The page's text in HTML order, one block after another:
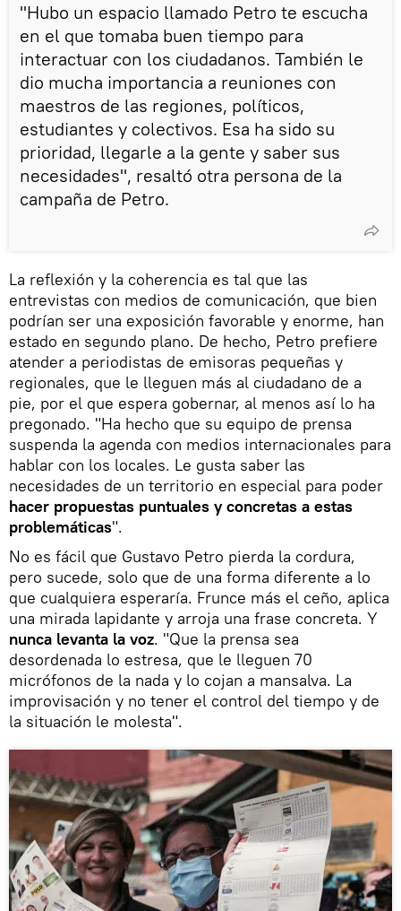
"Hubo un espacio llamado Petro te escucha
en el que tomaba buen tiempo para
interactuar con los ciudadanos. También le
dio mucha importancia a reuniones con
maestros de las regiones, políticos,
estudiantes y colectivos. Esa ha sido su
prioridad, llegarle a la gente y saber sus
necesidades", resaltó otra persona de la
campaña de Petro.
La reflexión y la coherencia es tal que las
entrevistas con medios de comunicación, que bien
podrían ser una exposición favorable y enorme, han
estado en segundo plano. De hecho, Petro prefiere
atender a periodistas de emisoras pequeñas y
regionales, que le lleguen más al ciudadano de a
pie, por el que espera gobernar, al menos así lo ha
pregonado. "Ha hecho que su equipo de prensa
suspenda la agenda con medios internacionales para
hablar con los locales. Le gusta saber las
necesidades de un territorio en especial para poder
hacer propuestas puntuales y concretas a estas
problemáticas".
No es fácil que Gustavo Petro pierda la cordura,
pero sucede, solo que de una forma diferente a lo
que cualquiera esperaría. Frunce más el ceño, aplica
una mirada lapidante y arroja una frase concreta. Y
nunca levanta la voz. "Que la prensa sea
desordenada lo estresa, que le lleguen 70
micrófonos de la nada y lo cojan a mansalva. La
improvisación y no tener el control del tiempo y de
la situación le molesta".